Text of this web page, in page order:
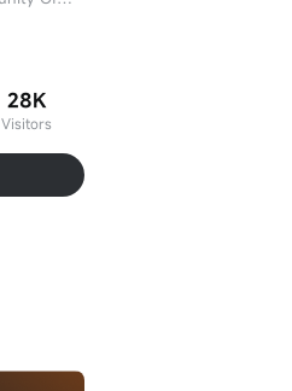
28K
Visitors